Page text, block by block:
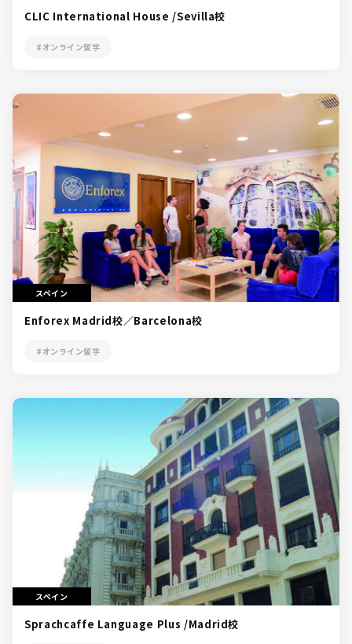
CLIC International House /Sevilla校
#オンライン留学
スペイン
Enforex Madrid校／Barcelona校
#オンライン留学
スペイン
Sprachcaffe Language Plus /Madrid校